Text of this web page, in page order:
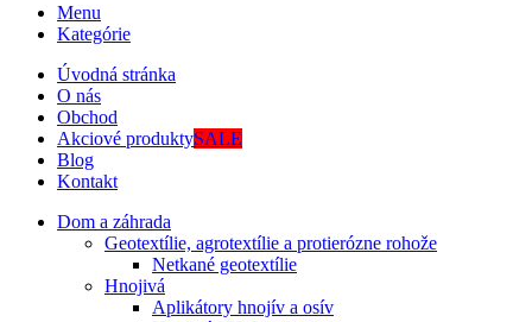
Menu
Kategórie
Úvodná stránka
O nás
Obchod
Akciové produktySALE
Blog
Kontakt
Dom a záhrada
Geotextílie, agrotextílie a protierózne rohože
Netkané geotextílie
Hnojivá
Aplikátory hnojív a osív